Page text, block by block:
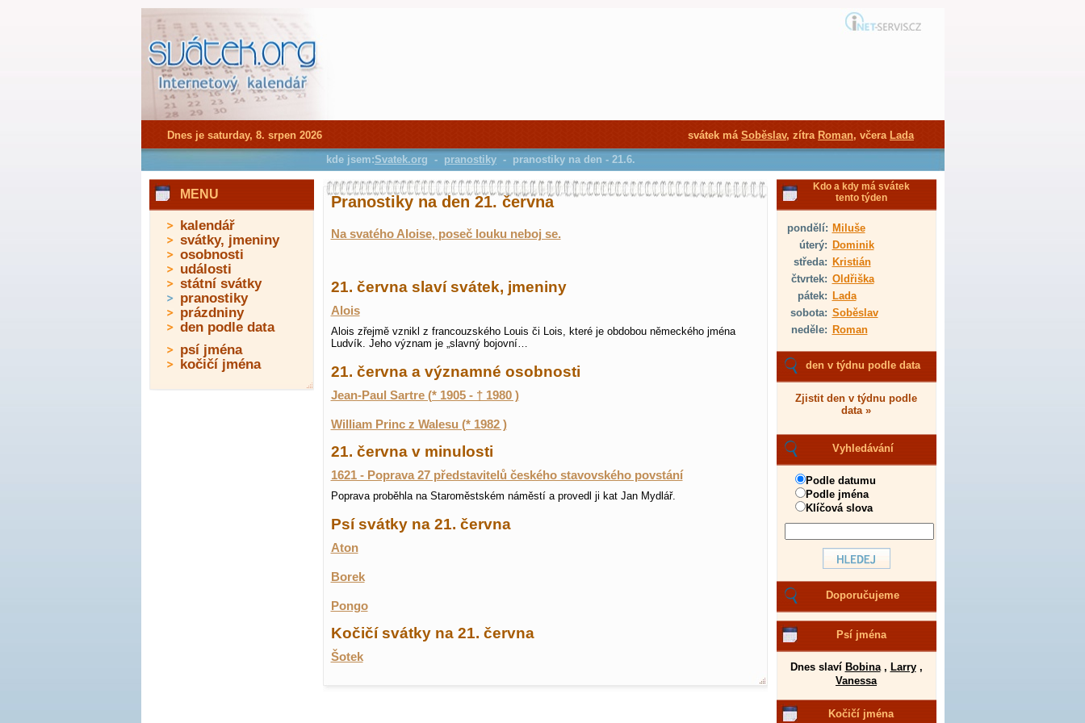
Pranostiky na den 21. června
Na svatého Aloise, poseč louku neboj se.
21. června slaví svátek, jmeniny
Alois
Alois zřejmě vznikl z francouzského Louis či Lois, které je obdobou německého jména
Ludvík. Jeho význam je „slavný bojovní…
21. června a významné osobnosti
Jean-Paul Sartre (* 1905 - † 1980 )
William Princ z Walesu (* 1982 )
21. června v minulosti
1621 - Poprava 27 představitelů českého stavovského povstání
Poprava proběhla na Staroměstském náměstí a provedl ji kat Jan Mydlář.
Psí svátky na 21. června
Aton
Borek
Pongo
Kočičí svátky na 21. června
Šotek
Kdo a kdy má svátek
tento týden
pondělí: Miluše
úterý: Dominik
středa: Kristián
čtvrtek: Oldřiška
pátek: Lada
sobota: Soběslav
neděle: Roman
den v týdnu podle data
Zjistit den v týdnu podle
data »
Vyhledávání
Podle datumu
Podle jména
Klíčová slova
Doporučujeme
Psí jména
Dnes slaví Bobina, Larry,
Vanessa
Kočičí jména
MENU
kalendář
svátky, jmeniny
osobnosti
události
státní svátky
pranostiky
prázdniny
den podle data
psí jména
kočičí jména
Dnes je saturday, 8. srpen 2026 svátek má Soběslav, zítra Roman, včera Lada
kde jsem:Svatek.org - pranostiky - pranostiky na den - 21.6.